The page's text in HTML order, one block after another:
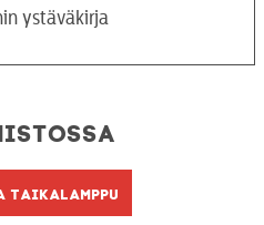
taikalamppu